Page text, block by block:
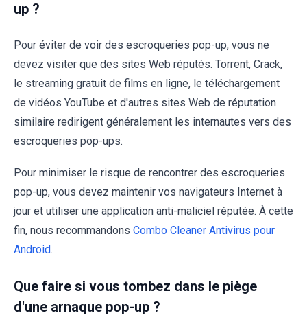
up ?
Pour éviter de voir des escroqueries pop-up, vous ne
devez visiter que des sites Web réputés. Torrent, Crack,
le streaming gratuit de films en ligne, le téléchargement
de vidéos YouTube et d'autres sites Web de réputation
similaire redirigent généralement les internautes vers des
escroqueries pop-ups.
Pour minimiser le risque de rencontrer des escroqueries
pop-up, vous devez maintenir vos navigateurs Internet à
jour et utiliser une application anti-maliciel réputée. À cette
fin, nous recommandons Combo Cleaner Antivirus pour
Android.
Que faire si vous tombez dans le piège
d'une arnaque pop-up ?